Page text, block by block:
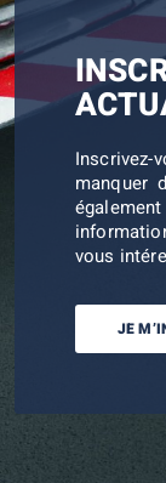
Inscrivez-
manquer
vous
JE